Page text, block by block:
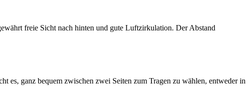
freie Sicht nach hinten und gute Luftzirkulation. Der Abstand
es, ganz bequem zwischen zwei Seiten zum Tragen zu wählen, entweder in